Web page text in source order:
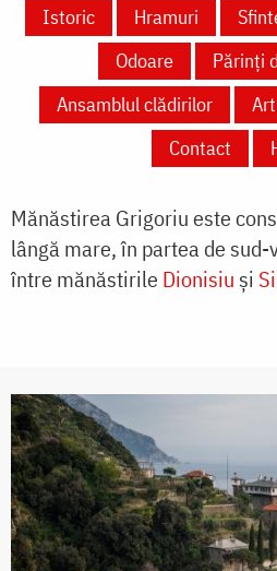
Istoric Hramuri
Odoare
Părinți
Ansamblul clădirilor
Contact
Mănăstirea Grigoriu este
lângă mare, în partea de
între mănăstirile Dionisiuşi